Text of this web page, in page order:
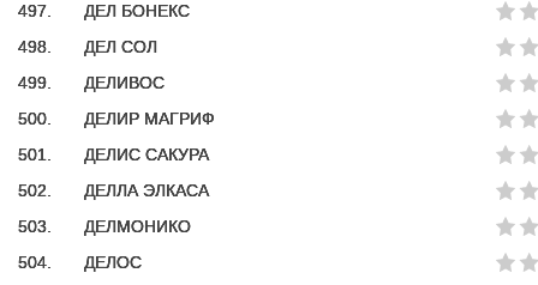
497.
ДЕЛ БОНЕКС
498.
ДЕЛ СОЛ
499.
ДЕЛИВОС
500.
ДЕЛИР МАГРИФ
501.
ДЕЛИС САКУРА
502.
ДЕЛЛА ЭЛКАСА
503.
ДЕЛМОНИКО
504.
ДЕЛОС